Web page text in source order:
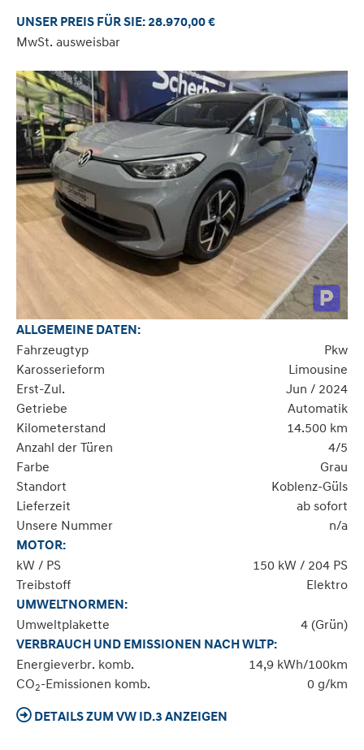
UNSER PREIS FÜR SIE: 28.970,00 €
MwSt. ausweisbar
ALLGEMEINE DATEN:
Fahrzeugtyp
Pkw
Karosserieform
Limousine
Erst-Zul.
Jun / 2024
Getriebe
Automatik
Kilometerstand
14.500 km
Anzahl der Türen
4/5
Farbe
Grau
Standort
Koblenz-Güls
Lieferzeit
ab sofort
Unsere Nummer
n/a
MOTOR:
kW / PS
150 kW / 204 PS
Treibstoff
Elektro
UMWELTNORMEN:
Umweltplakette
4 (Grün)
VERBRAUCH UND EMISSIONEN NACH WLTP:
Energieverbr. komb.
14,9 kWh/100km
CO2-Emissionen komb. 0 g/km
DETAILS ZUM VW ID.3 ANZEIGEN